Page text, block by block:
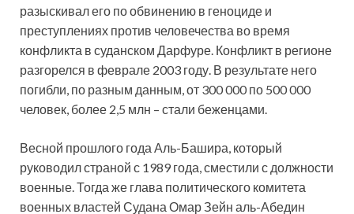
разыскивал его по обвинению в геноциде и
преступлениях против человечества во время
конфликта в суданском Дарфуре. Конфликт в регионе
разгорелся в феврале 2003 году. В результате него
погибли, по разным данным, от 300 000 по 500 000
человек, более 2,5 млн – стали беженцами.
Весной прошлого года Аль-Башира, который
руководил страной с 1989 года, сместили с должности
военные. Тогда же глава политического комитета
военных властей Судана Омар Зейн аль-Абедин